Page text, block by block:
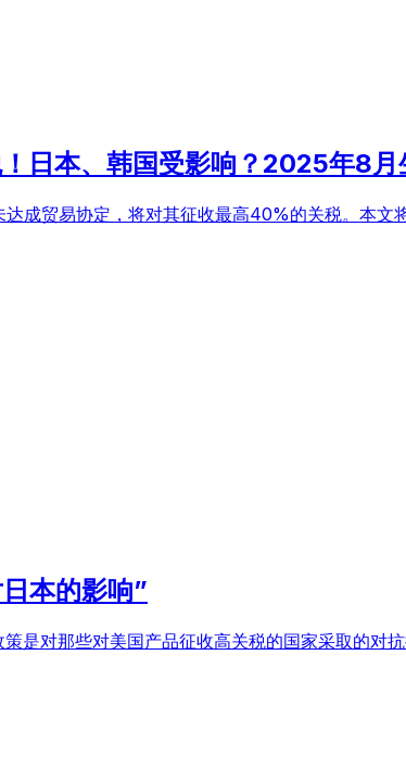
日本、韩国受影响？2025年8月
成贸易协定，将对其征收最高40%的关税。本
本的影响”
是对那些对美国产品征收高关税的国家采取的